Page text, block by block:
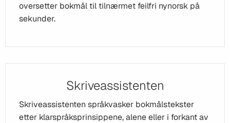
oversetter bokmål til tilnærmet feilfri nynorsk på
sekunder.
Skriveassistenten
Skriveassistenten språkvasker bokmålstekster
etter klarspråksprinsippene, alene eller i forkant av